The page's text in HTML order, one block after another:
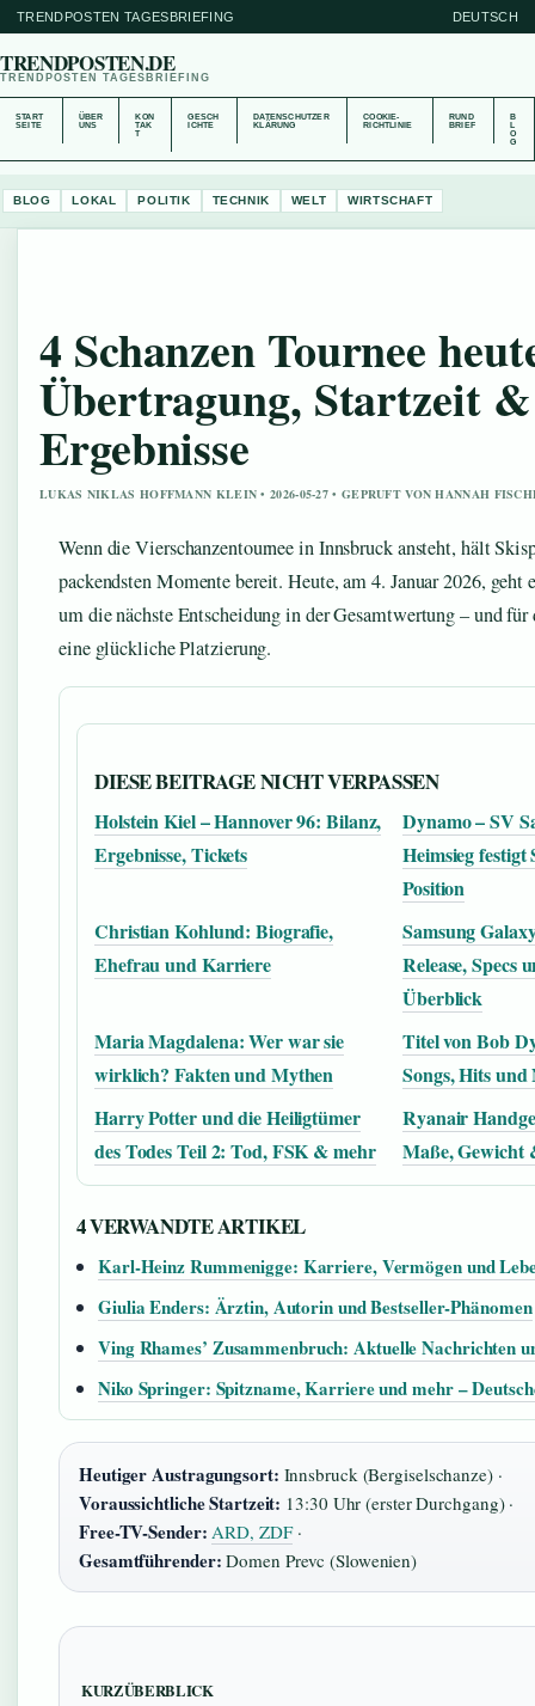
TRENDPOSTEN TAGESBRIEFING DEUTSCH
TRENDPOSTEN.DE
TRENDPOSTEN TAGESBRIEFING
START
SEITE
ÜBER
UNS
KON
TAK
T
GESCH
ICHTE
DATENSCHUTZER
KLÄRUNG
COOKIE-
RICHTLINIE
RUND
BRIEF
B
O
G
BLOG LOKAL POLITIK TECHNIK WELT WIRTSCHAFT
4 Schanzen Tournee
Übertragung, Startzeit &
Ergebnisse
LUKAS NIKLAS HOFFMANN KLEIN • 2026-05-27 • GEPRUFT VON HANNAH
Wenn die Vierschanzentournee in Innsbruck ansteht, hält
packendsten Momente bereit. Heute, am 4. Januar 2026, geht
um die nächste Entscheidung in der Gesamtwertung – und für
eine glückliche Platzierung.
DIESE BEITRAGE NICHT VERPASSEN
Holstein Kiel – Hannover 96: Bilanz,
Ergebnisse, Tickets
Dynamo – SV
Heimsieg
Position
Christian Kohlund: Biografie,
Ehefrau und Karriere
Samsung
Release, Specs
Überblick
Maria Magdalena: Wer war sie
wirklich? Fakten und Mythen
Titel von Bob
Songs, Hits und
Harry Potter und die Heiligtümer
des Todes Teil 2: Tod, FSK & mehr
Ryanair
Maße, Gewicht
4 VERWANDTE ARTIKEL
Karl-Heinz Rummenigge: Karriere, Vermögen und
Giulia Enders: Ärztin, Autorin und Bestseller-Phänomen
Ving Rhames’ Zusammenbruch: Aktuelle Nachrichten
Niko Springer: Spitzname, Karriere und mehr –
Heutiger Austragungsort: Innsbruck (Bergiselschanze) ·
Voraussichtliche Startzeit: 13:30 Uhr (erster Durchgang) ·
Free-TV-Sender: ARD, ZDF·
Gesamtführender: Domen Prevc (Slowenien)
KURZÜBERBLICK